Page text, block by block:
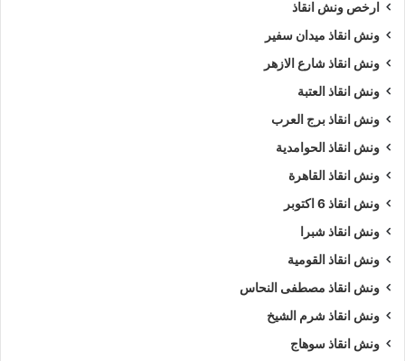
ارخص ونش انقاذ
ونش انقاذ ميدان سفير
ونش انقاذ شارع الازهر
ونش انقاذ العتبة
ونش انقاذ برج العرب
ونش انقاذ الحوامدية
ونش انقاذ القاهرة
ونش انقاذ 6 اكتوبر
ونش انقاذ شبرا
ونش انقاذ القومية
ونش انقاذ مصطفى النحاس
ونش انقاذ شرم الشيخ
ونش انقاذ سوهاج